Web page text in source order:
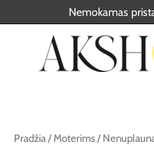
Nemokamas
Pradžia/Moterims/